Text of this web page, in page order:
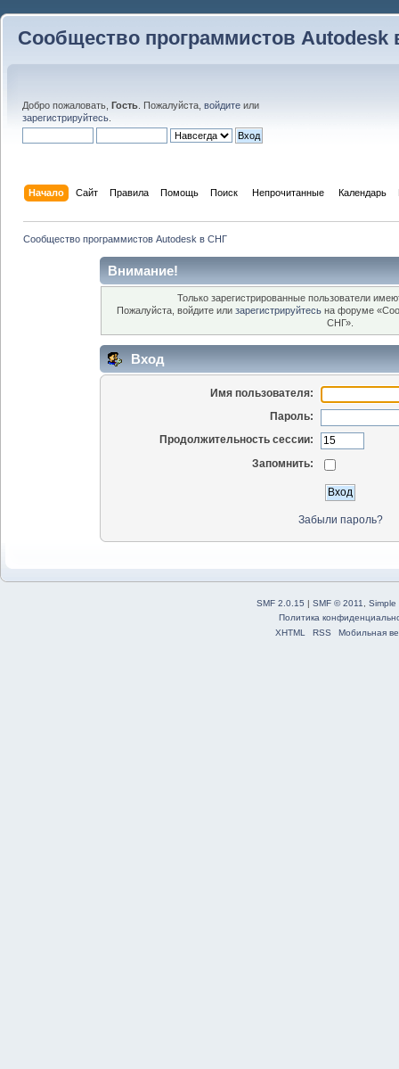
Сообщество программистов Autodesk
Добро пожаловать, Гость . Пожалуйста, войдите или
зарегистрируйтесь
Начало Сайт Правила Помощь Поиск Непрочитанные Календарь
Сообщество программистов Autodesk в СНГ
Внимание!
Только зарегистрированные пользователи
Пожалуйста, войдите или зарегистрируйтесь на форуме
СНГ».
Вход
Имя пользователя:
Пароль:
Продолжительность сессии:
Запомнить:
Забыли пароль?
SMF 2.0.15 | SMF © 2011
Simple
Политика
XHTML
RSS Мобильная